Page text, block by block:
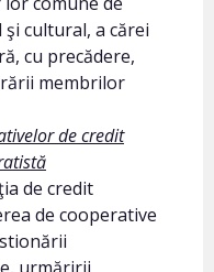
cultural, a cărei
cu precădere,
membrilor
de credit
de credit
de cooperative